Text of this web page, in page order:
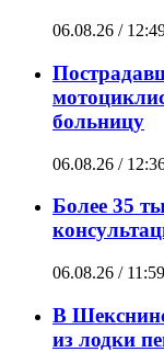
06.08.26 /
больницу
06.08.26 /
Более 35
06.08.26 / 11:59
В
из лодки